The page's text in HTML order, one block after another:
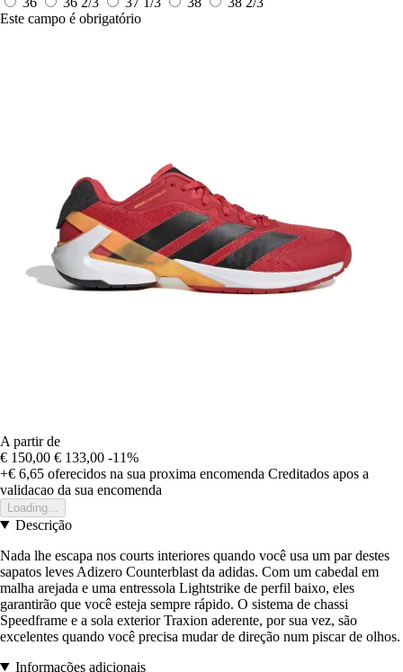
Este campo é obrigatório
A partir de
€ 150,00 € 133,00 -11%
+€ 6,65 oferecidos na sua proxima encomenda Creditados apos a
validacao da sua encomenda
Loading...
Descrição
Nada lhe escapa nos courts interiores quando você usa um par destes
sapatos leves Adizero Counterblast da adidas. Com um cabedal em
malha arejada e uma entressola Lightstrike de perfil baixo, eles
garantirão que você esteja sempre rápido. O sistema de chassi
Speedframe e a sola exterior Traxion aderente, por sua vez, são
excelentes quando você precisa mudar de direção num piscar de olhos.
Informações adicionais